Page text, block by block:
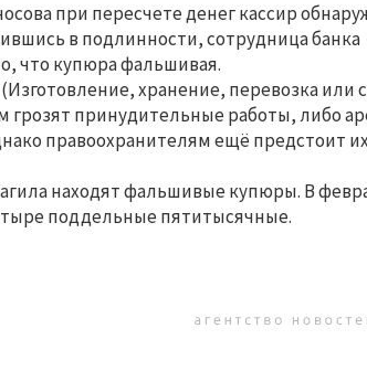
при пересчете денег кассир
в подлинности, сотрудница
что купюра фальшивая.
(Изготовление, хранение, перевозка
принудительные работы, либо
правоохранителям ещё предстоит
находят фальшивые купюры. В
поддельные пятитысячные.